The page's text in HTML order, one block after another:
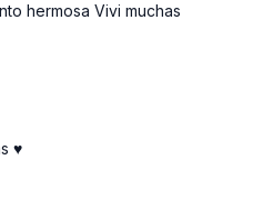
hermosa Vivi muchas
♥️